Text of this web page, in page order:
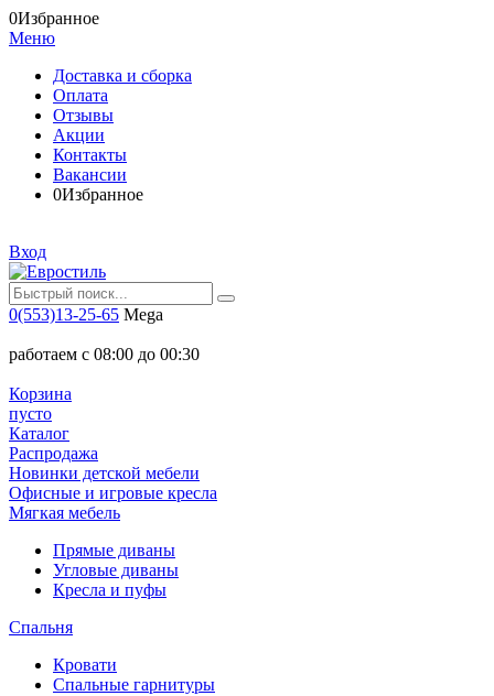
0Избранное
Меню
Доставка и сборка
Оплата
Отзывы
Акции
Контакты
Вакансии
0Избранное
Вход
0(553)13-25-65 Mega
работаем с 08:00 до 00:30
Корзина
пусто
Каталог
Распродажа
Новинки детской мебели
Офисные и игровые кресла
Мягкая мебель
Прямые диваны
Угловые диваны
Кресла и пуфы
Спальня
Кровати
Спальные гарнитуры